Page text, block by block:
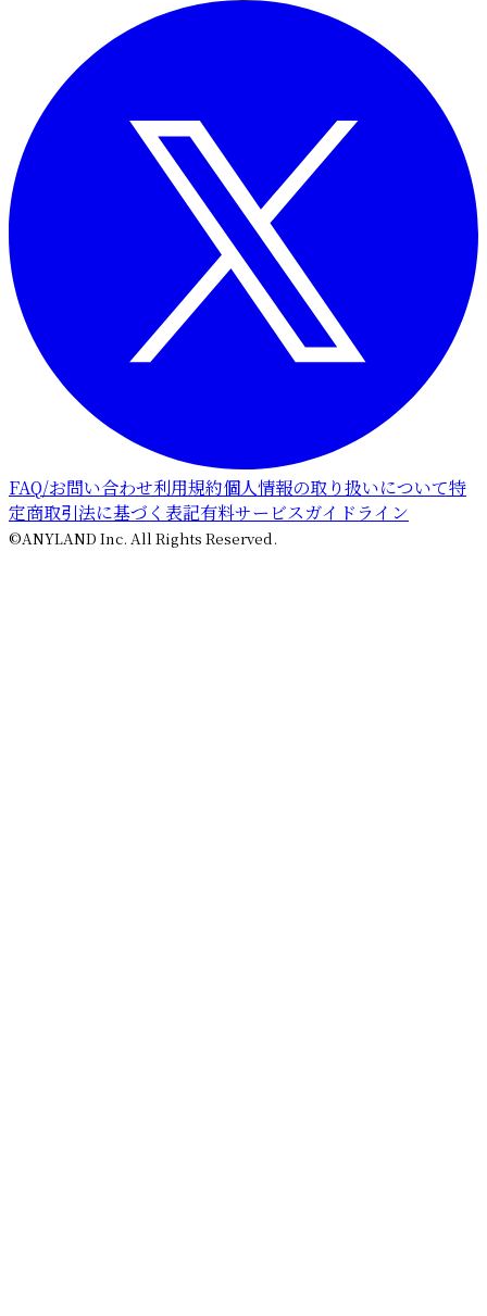
FAQ/お問い合わせ利用規約個人情報の取り扱いについて特
定商取引法に基づく表記有料サービスガイドライン
©ANYLAND Inc. All Rights Reserved.